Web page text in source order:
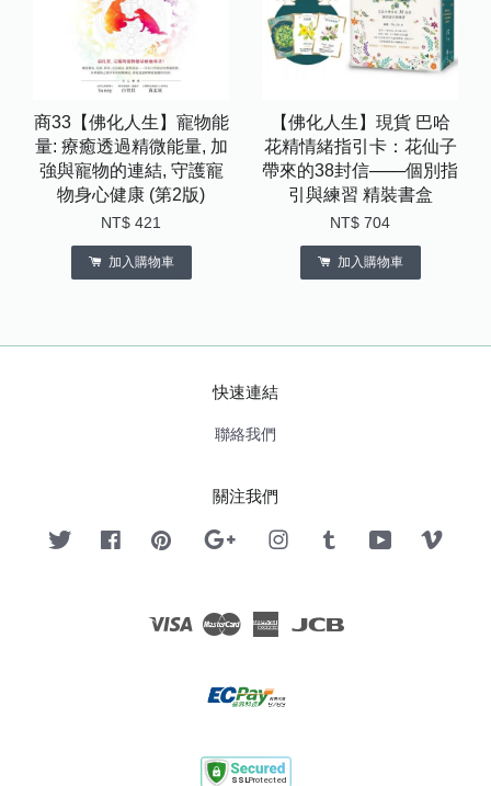
商33【佛化人生】寵物能
量: 療癒透過精微能量, 加
強與寵物的連結, 守護寵
物身心健康 (第2版)
NT$ 421
加入購物車
【佛化人生】現貨 巴哈
花精情緒指引卡：花仙子
帶來的38封信───個別指
引與練習 精裝書盒
NT$ 704
加入購物車
快速連結
聯絡我們
關注我們
Twitter FacebookPinterest Google InstagramTumblr YouTube
Visa Master American